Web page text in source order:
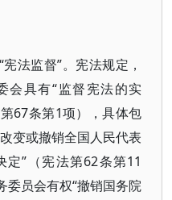
法监督”。宪法规定，
会具有“监督宪法的实
67条第1项），具体包
变或撤销全国人民代表
”（宪法第62条第11
委员会有权“撤销国务院